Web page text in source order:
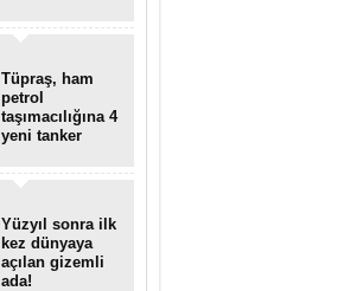
Tüpraş, ham
petrol
taşımacılığına 4
yeni tanker
Yüzyıl sonra ilk
kez dünyaya
açılan gizemli
ada!